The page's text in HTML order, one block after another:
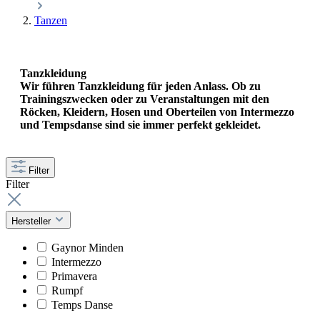
Tanzen
Tanzkleidung
Wir führen Tanzkleidung für jeden Anlass. Ob zu
Trainingszwecken oder zu Veranstaltungen mit den
Röcken, Kleidern, Hosen und Oberteilen von Intermezzo
und Tempsdanse sind sie immer perfekt gekleidet.
Filter
Filter
Hersteller
Gaynor Minden
Intermezzo
Primavera
Rumpf
Temps Danse